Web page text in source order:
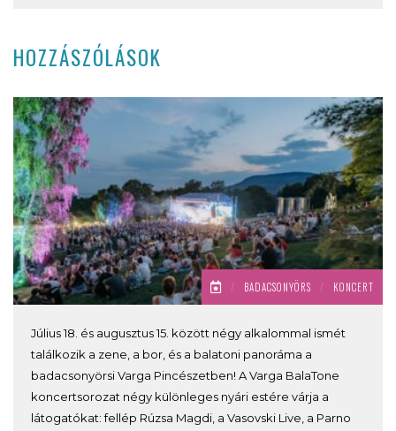
HOZZÁSZÓLÁSOK
/ BADACSONYÖRS / KONCERT
Július 18. és augusztus 15. között négy alkalommal ismét
találkozik a zene, a bor, és a balatoni panoráma a
badacsonyörsi Varga Pincészetben! A Varga BalaTone
koncertsorozat négy különleges nyári estére várja a
látogatókat: fellép Rúzsa Magdi, a Vasovski Live, a Parno